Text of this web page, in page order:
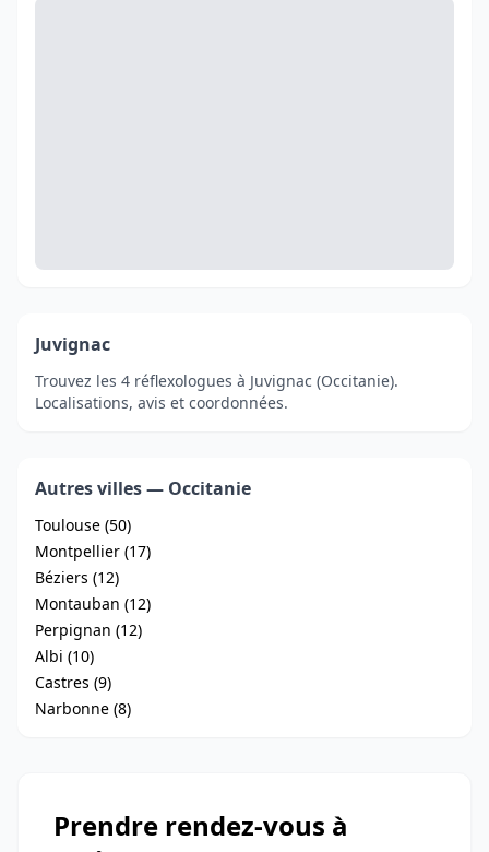
Juvignac
Trouvez les 4 réflexologues à Juvignac (Occitanie).
Localisations, avis et coordonnées.
Autres villes — Occitanie
Toulouse (50)
Montpellier (17)
Béziers (12)
Montauban (12)
Perpignan (12)
Albi (10)
Castres (9)
Narbonne (8)
Prendre rendez-vous à